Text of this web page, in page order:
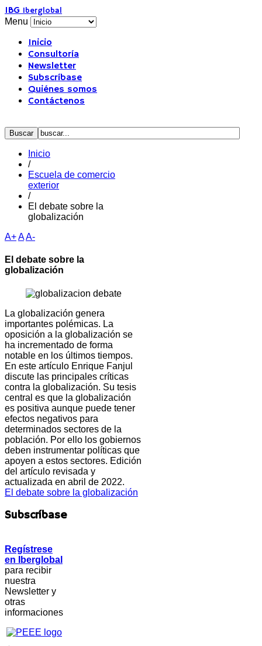
IBG Iberglobal
Menu
Inicio
Consultoría
Newsletter
Subscríbase
Quiénes somos
Contáctenos
Inicio
/
Escuela de comercio
exterior
/
El debate sobre la
globalización
A+AA-
El debate sobre la
globalización
La globalización genera
importantes polémicas. La
oposición a la globalización se
ha incrementado de forma
notable en los últimos tiempos.
En este artículo Enrique Fanjul
discute las principales críticas
contra la globalización. Su tesis
central es que la globalización
es positiva aunque puede tener
efectos negativos para
determinados sectores de la
población. Por ello los gobiernos
deben instrumentar políticas que
apoyen a estos sectores. Edición
del artículo revisada y
actualizada en abril de 2022.
El debate sobre la globalización
Subscríbase
Regístrese
en Iberglobal
para recibir
nuestra
Newsletter y
otras
informaciones